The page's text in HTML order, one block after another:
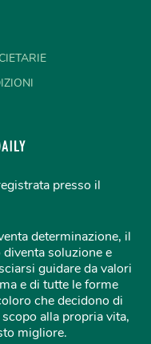
presso il
determinazione, il
soluzione e
guidare da valori
e di tutte le forme
che decidono di
alla propria vita,
migliore.